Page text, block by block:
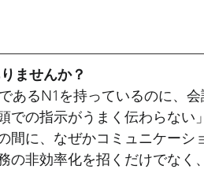
新ニュースから紐解く外国人雇用
法改正 外国人雇用と定着 入
ませんか？
あるN1を持っているのに、会
での指示がうまく伝わらない
間に、なぜかコミュニケーシ
の非効率化を招くだけでなく